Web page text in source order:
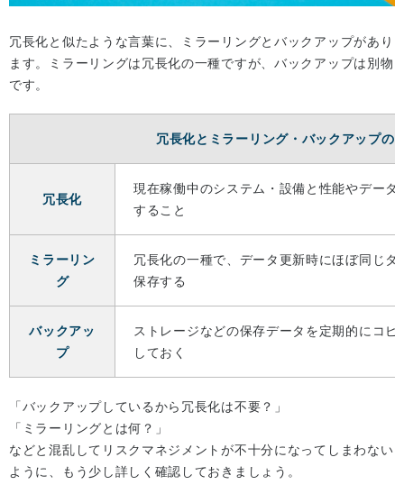
冗長化と似たような言葉に、ミラーリングとバックアップがあり
ます。ミラーリングは冗長化の一種ですが、バックアップは別物
です。
冗長化とミラーリング・バックアップの
冗長化
現在稼働中のシステム・設備と性能やデー
すること
ミラーリン
グ
冗長化の一種で、データ更新時にほぼ同じ
保存する
バックアッ
プ
ストレージなどの保存データを定期的にコ
しておく
「バックアップしているから冗長化は不要？」
「ミラーリングとは何？」
などと混乱してリスクマネジメントが不十分になってしまわない
ように、もう少し詳しく確認しておきましょう。